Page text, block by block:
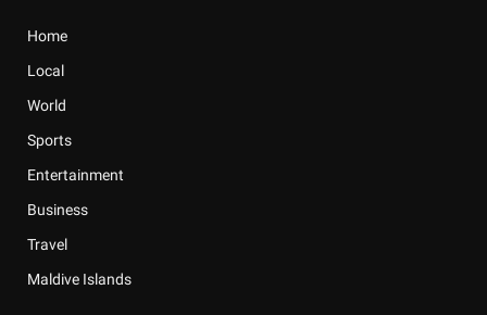
Home
Local
World
Sports
Entertainment
Business
Travel
Maldive Islands